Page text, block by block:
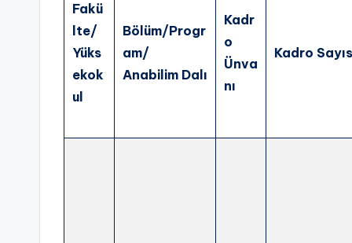
Fakü
lte/
Yüks
ekok
ul
Bölüm/Progr
am/
Anabilim Dalı
Kadr
o
Ünva
nı
Kadro